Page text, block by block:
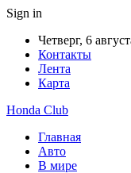
Sign in
Четверг, 6
Контакты
Лента
Карта
Honda Club
Главная
Авто
В мире